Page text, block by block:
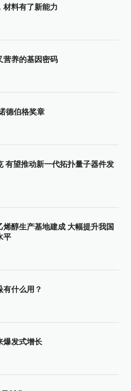
材料有了新能力
营养的基因密码
德伯格奖章
有望推动新一代拓扑量子器件发
醇生产基地建成 大幅提升我国
平
有什么用？
爆发式增长